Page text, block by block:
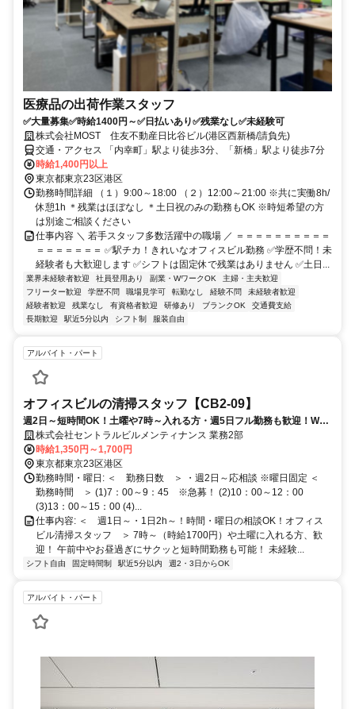
医療品の出荷作業スタッフ
✅大量募集✅時給1400円～✅日払いあり✅残業なし✅未経験可
株式会社MOST 住友不動産日比谷ビル(港区西新橋/請負先)
交通・アクセス 「内幸町」駅より徒歩3分、「新橋」駅より徒歩7分
時給1,400円以上
東京都東京23区港区
勤務時間詳細 （１）9:00～18:00 （２）12:00～21:00 ※共に実働8h/
休憩1h ＊残業はほぼなし ＊土日祝のみの勤務もOK ※時短希望の方
は別途ご相談ください
仕事内容 ＼ 若手スタッフ多数活躍中の職場 ／ ＝＝＝＝＝＝＝＝＝＝
＝＝＝＝＝＝＝ ✅駅チカ！きれいなオフィスビル勤務 ✅学歴不問！未
経験者も大歓迎します ✅シフトは固定休で残業はありません ✅土日...
業界未経験者歓迎 社員登用あり 副業・WワークOK
主婦・主夫歓迎
フリーター歓迎
学歴不問 職場見学可 転勤なし 経験不問
未経験者歓迎
経験者歓迎
残業なし 有資格者歓迎 研修あり ブランクOK
交通費支給
長期歓迎
駅近5分以内 シフト制 服装自由
アルバイト・パート
オフィスビルの清掃スタッフ【CB2-09】
週2日～短時間OK！土曜や7時～入れる方・週5日フル勤務も歓迎！Wワ
ークにもオススメ！未経験スタート大歓迎！休憩室＆ロッカー完備！
株式会社セントラルビルメンティナンス 業務2部
時給1,350円～1,700円
東京都東京23区港区
勤務時間・曜日: ＜ 勤務日数 ＞ ・週2日～応相談 ※曜日固定 ＜
勤務時間 ＞ (1)7：00～9：45 ※急募！ (2)10：00～12：00
(3)13：00～15：00 (4)...
仕事内容: ＜ 週1日～・1日2h～！時間・曜日の相談OK！オフィス
ビル清掃スタッフ ＞ 7時～（時給1700円）や土曜に入れる方、歓
迎！ 午前中やお昼過ぎにサクッと短時間勤務も可能！ 未経験...
シフト自由 固定時間制 駅近5分以内 週2・3日からOK
アルバイト・パート